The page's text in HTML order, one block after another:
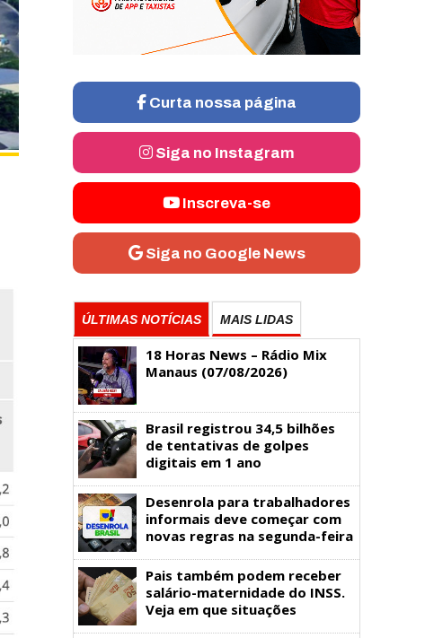
Curta nossa página
Siga no Instagram
Inscreva-se
Siga no Google News
ÚLTIMAS NOTÍCIAS MAIS LIDAS
18 Horas News​​​​​​​​​​​​ – Rádio Mix
Manaus (07/08/2026)
Brasil registrou 34,5 bilhões
de tentativas de golpes
digitais em 1 ano
Desenrola para trabalhadores
informais deve começar com
novas regras na segunda-feira
Pais também podem receber
salário-maternidade do INSS.
Veja em que situações